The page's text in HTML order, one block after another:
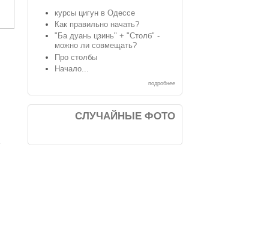
курсы цигун в Одессе
Как правильно начать?
"Ба дуань цзинь" + "Столб" -
можно ли совмещать?
Про столбы
Начало...
подробнее
СЛУЧАЙНЫЕ ФОТО